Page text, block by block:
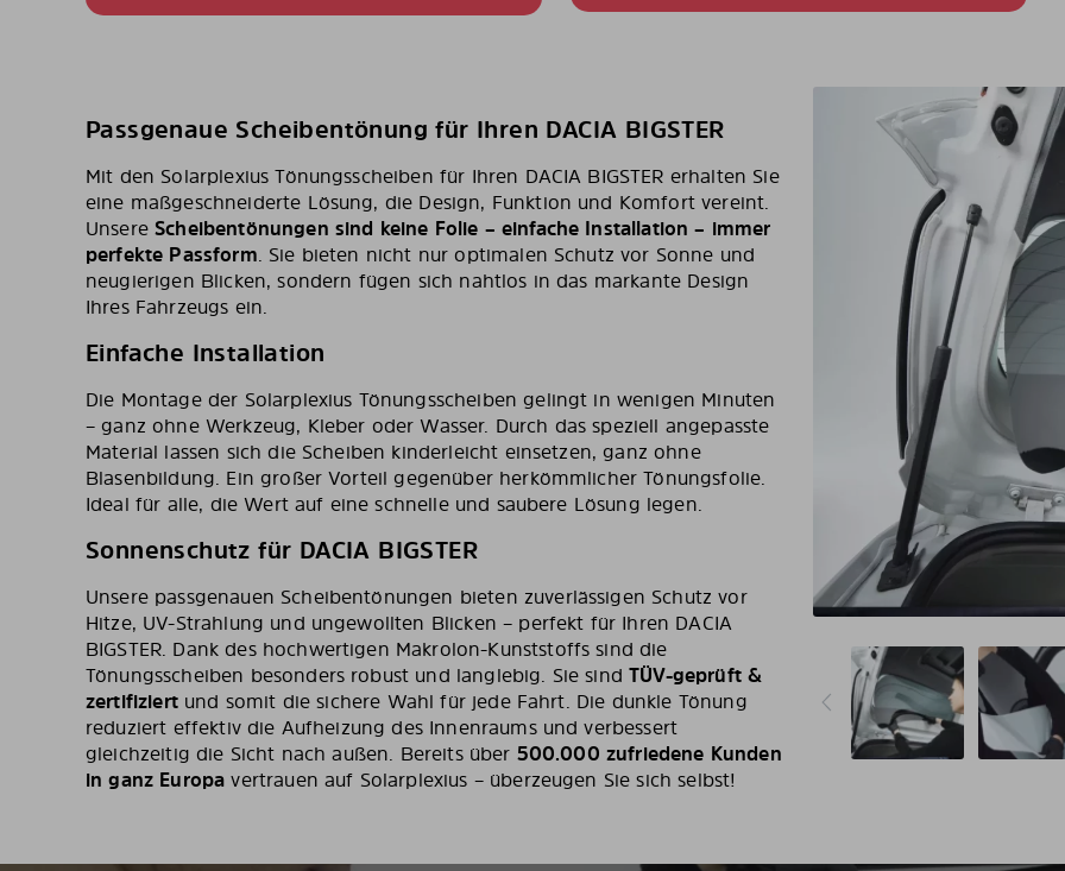
Passgenaue Scheibentönung für Ihren DACIA BIGSTER
Mit den Solarplexius Tönungsscheiben für Ihren DACIA BIGSTER erhalten Sie
eine maßgeschneiderte Lösung, die Design, Funktion und Komfort vereint.
UnsereScheibentönungen sind keine Folie – einfache Installation – immer
perfekte Passform. Sie bieten nicht nur optimalen Schutz vor Sonne und
neugierigen Blicken, sondern fügen sich nahtlos in das markante Design
Ihres Fahrzeugs ein.
Einfache Installation
Die Montage der Solarplexius Tönungsscheiben gelingt in wenigen Minuten
– ganz ohne Werkzeug, Kleber oder Wasser. Durch das speziell angepasste
Material lassen sich die Scheiben kinderleicht einsetzen, ganz ohne
Blasenbildung. Ein großer Vorteil gegenüber herkömmlicher Tönungsfolie.
Ideal für alle, die Wert auf eine schnelle und saubere Lösung legen.
Sonnenschutz für DACIA BIGSTER
Unsere passgenauen Scheibentönungen bieten zuverlässigen Schutz vor
Hitze, UV-Strahlung und ungewollten Blicken – perfekt für Ihren DACIA
BIGSTER. Dank des hochwertigen Makrolon-Kunststoffs sind die
Tönungsscheiben besonders robust und langlebig. Sie sindTÜV-geprüft &
zertifiziertund somit die sichere Wahl für jede Fahrt. Die dunkle Tönung
reduziert effektiv die Aufheizung des Innenraums und verbessert
gleichzeitig die Sicht nach außen. Bereits über 500.000 zufriedene Kunden
in ganz Europa vertrauen auf Solarplexius – überzeugen Sie sich selbst!